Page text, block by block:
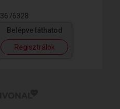
3676328
Belépve láthatod
Regisztrálok